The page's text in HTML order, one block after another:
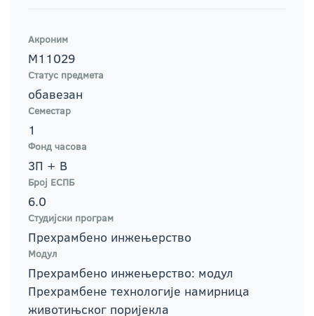
Акроним
М11029
Статус предмета
обавезан
Семестар
1
Фонд часова
3П + В
Број ЕСПБ
6.0
Студијски програм
Прехрамбено инжењерство
Модул
Прехрамбено инжењерство: модул
Прехрамбене технологије намирница
животињског поријекла